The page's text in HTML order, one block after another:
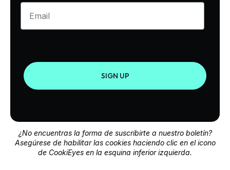
Enter your email
SIGN UP
¿No encuentras la forma de suscribirte a nuestro boletín?
Asegúrese de habilitar las cookies haciendo clic en el icono
de CookiEyes en la esquina inferior izquierda.